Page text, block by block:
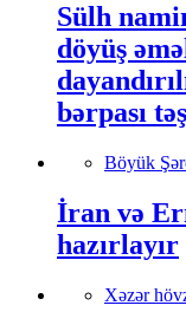
Sülh
döyüş
bərpası
Böyük
İran və
hazırlayır
Xəzər